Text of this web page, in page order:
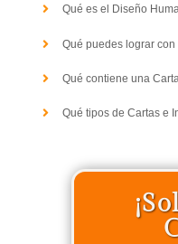
Qué es el Diseño
Qué puedes lograr
Qué contiene una
Qué tipos de Cartas e